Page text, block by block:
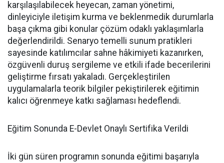
karşılaşılabilecek heyecan, zaman yönetimi,
dinleyiciyle iletişim kurma ve beklenmedik durumlarla
başa çıkma gibi konular çözüm odaklı yaklaşımlarla
değerlendirildi. Senaryo temelli sunum pratikleri
sayesinde katılımcılar sahne hâkimiyeti kazanırken,
özgüvenli duruş sergileme ve etkili ifade becerilerini
geliştirme fırsatı yakaladı. Gerçekleştirilen
uygulamalarla teorik bilgiler pekiştirilerek eğitimin
kalıcı öğrenmeye katkı sağlaması hedeflendi.
Eğitim Sonunda E-Devlet Onaylı Sertifika Verildi
İki gün süren programın sonunda eğitimi başarıyla